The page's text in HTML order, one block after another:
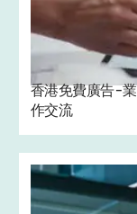
香港免費廣告-
作交流